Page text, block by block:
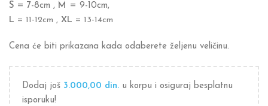
S = 7-8cm , M
= 9-10cm,
L = 11-12cm , XL = 13-14cm
Cena će biti prikazana kada odaberete željenu veličinu.
Dodaj još 3.000,00 din. u korpu i osiguraj besplatnu
isporuku!